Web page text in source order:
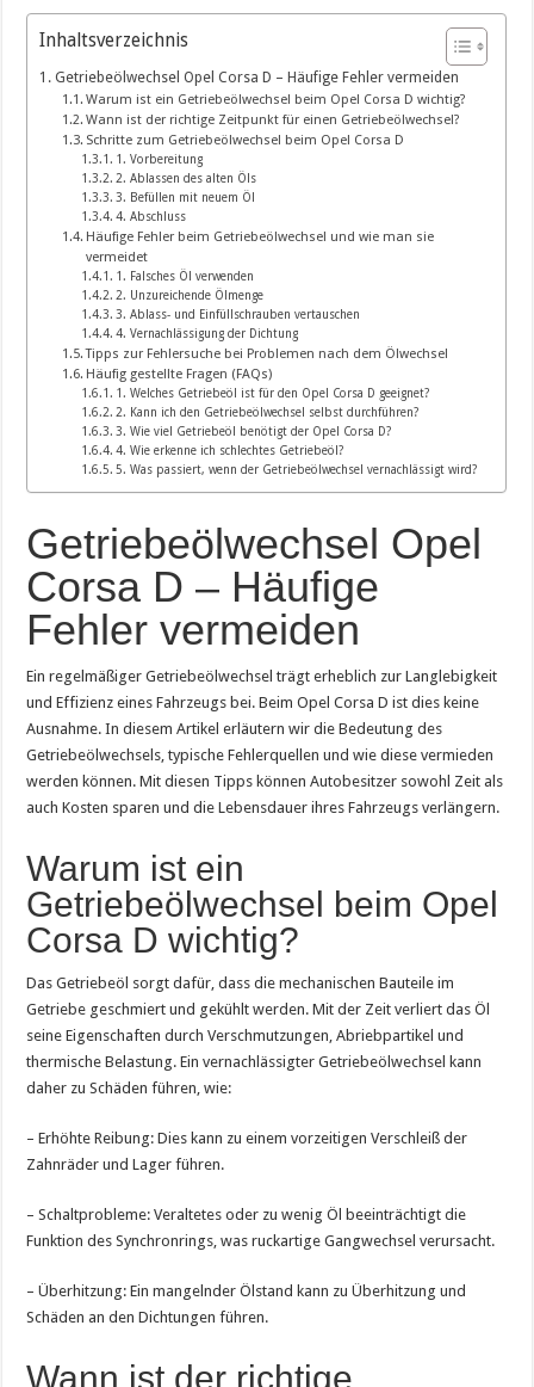
Inhaltsverzeichnis
Getriebeölwechsel Opel Corsa D – Häufige Fehler vermeiden
Warum ist ein Getriebeölwechsel beim Opel Corsa D wichtig?
Wann ist der richtige Zeitpunkt für einen Getriebeölwechsel?
Schritte zum Getriebeölwechsel beim Opel Corsa D
1. Vorbereitung
2. Ablassen des alten Öls
3. Befüllen mit neuem Öl
4. Abschluss
Häufige Fehler beim Getriebeölwechsel und wie man sie
vermeidet
1. Falsches Öl verwenden
2. Unzureichende Ölmenge
3. Ablass- und Einfüllschrauben vertauschen
4. Vernachlässigung der Dichtung
Tipps zur Fehlersuche bei Problemen nach dem Ölwechsel
Häufig gestellte Fragen (FAQs)
1. Welches Getriebeöl ist für den Opel Corsa D geeignet?
2. Kann ich den Getriebeölwechsel selbst durchführen?
3. Wie viel Getriebeöl benötigt der Opel Corsa D?
4. Wie erkenne ich schlechtes Getriebeöl?
5. Was passiert, wenn der Getriebeölwechsel vernachlässigt wird?
Getriebeölwechsel Opel
Corsa D – Häufige
Fehler vermeiden
Ein regelmäßiger Getriebeölwechsel trägt erheblich zur Langlebigkeit
und Effizienz eines Fahrzeugs bei. Beim Opel Corsa D ist dies keine
Ausnahme. In diesem Artikel erläutern wir die Bedeutung des
Getriebeölwechsels, typische Fehlerquellen und wie diese vermieden
werden können. Mit diesen Tipps können Autobesitzer sowohl Zeit als
auch Kosten sparen und die Lebensdauer ihres Fahrzeugs verlängern.
Warum ist ein
Getriebeölwechsel beim Opel
Corsa D wichtig?
Das Getriebeöl sorgt dafür, dass die mechanischen Bauteile im
Getriebe geschmiert und gekühlt werden. Mit der Zeit verliert das Öl
seine Eigenschaften durch Verschmutzungen, Abriebpartikel und
thermische Belastung. Ein vernachlässigter Getriebeölwechsel kann
daher zu Schäden führen, wie:
– Erhöhte Reibung: Dies kann zu einem vorzeitigen Verschleiß der
Zahnräder und Lager führen.
– Schaltprobleme: Veraltetes oder zu wenig Öl beeinträchtigt die
Funktion des Synchronrings, was ruckartige Gangwechsel verursacht.
– Überhitzung: Ein mangelnder Ölstand kann zu Überhitzung und
Schäden an den Dichtungen führen.
Wann ist der richtige